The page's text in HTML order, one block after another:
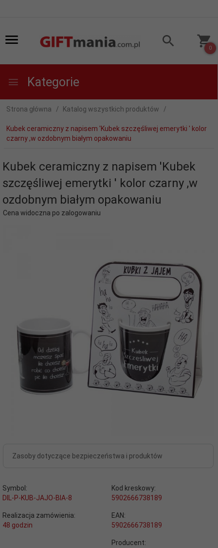
0
Kategorie
Strona główna Katalog wszystkich produktów
Kubek ceramiczny z napisem 'Kubek szczęśliwej emerytki ' kolor
czarny ,w ozdobnym białym opakowaniu
Kubek ceramiczny z napisem 'Kubek
szczęśliwej emerytki ' kolor czarny ,w
ozdobnym białym opakowaniu
Cena widoczna po zalogowaniu
Zasoby dotyczące bezpieczeństwa i produktów
Symbol:
DIL-P-KUB-JAJO-BIA-8
Kod kreskowy:
5902666738189
Realizacja zamówienia:
48 godzin
EAN:
5902666738189
Producent: